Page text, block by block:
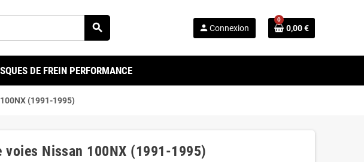
search person Connexion
0
0,00 €
DE FREIN PERFORMANCE
(1991-1995)
voies Nissan 100NX (1991-1995)